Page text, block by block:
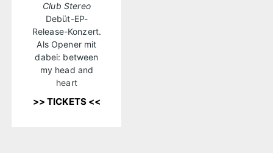
Club Stereo
Debüt-EP-
Release-Konzert.
Als Opener mit
dabei: between
my head and
heart
>> TICKETS <<